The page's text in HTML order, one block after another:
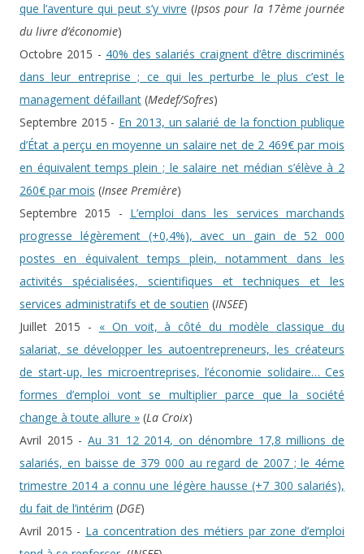
que l’aventure qui peut s’y vivre (Ipsos pour la 17ème journée
du livre d’économie)
Octobre 2015 - 40% des salariés craignent d’être discriminés
dans leur entreprise ; ce qui les perturbe le plus c’est le
management défaillant (Medef/Sofres)
Septembre 2015 - En 2013, un salarié de la fonction publique
d’État a perçu en moyenne un salaire net de 2 469€ par mois
en équivalent temps plein ; le salaire net médian s’élève à 2
260€ par mois (Insee Première)
Septembre 2015 - L’emploi dans les services marchands
progresse légèrement (+0,4%), avec un gain de 52 000
postes en équivalent temps plein, notamment dans les
activités spécialisées, scientifiques et techniques et les
services administratifs et de soutien (INSEE)
Juillet 2015 - « On voit, à côté du modèle classique du
salariat, se développer les autoentrepreneurs, les créateurs
de start-up, les microentreprises, l’économie solidaire… Ces
formes d’emploi vont se multiplier parce que la société
change à toute allure » (La Croix)
Avril 2015 -Au 31 12 2014, on dénombre 17,8 millions de
salariés, en baisse de 379 000 au regard de 2007 ; le 4éme
trimestre 2014 a connu une légère hausse (+7 300 salariés),
du fait de l’intérim (DGE)
Avril 2015 - La concentration des métiers par zone d’emploi